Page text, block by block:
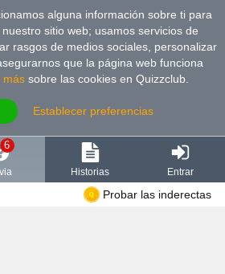
alguna información sobre ti para
sitio web; usamos servicios de
rasgos de medios sociales, personalizar
que la página web funciona
más sobre las cookies en Quizzclub.
Establecer preferencias
6
Historias Entrar
Probar las inderectas